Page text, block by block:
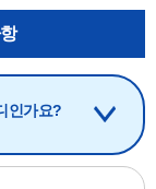
인가요?